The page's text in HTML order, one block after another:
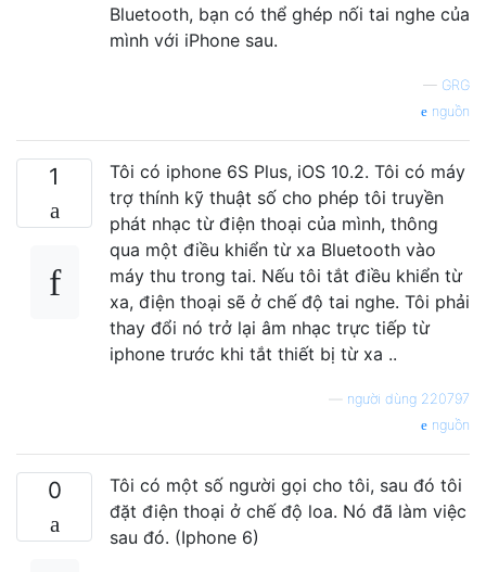
Bluetooth, bạn có thể ghép nối tai nghe của
mình với iPhone sau.
— GRG
nguồn
1
Tôi có iphone 6S Plus, iOS 10.2. Tôi có máy
trợ thính kỹ thuật số cho phép tôi truyền
phát nhạc từ điện thoại của mình, thông
qua một điều khiển từ xa Bluetooth vào
máy thu trong tai. Nếu tôi tắt điều khiển từ
xa, điện thoại sẽ ở chế độ tai nghe. Tôi phải
thay đổi nó trở lại âm nhạc trực tiếp từ
iphone trước khi tắt thiết bị từ xa ..
người dùng 220797
nguồn
0
Tôi có một số người gọi cho tôi, sau đó tôi
đặt điện thoại ở chế độ loa. Nó đã làm việc
sau đó. (Iphone 6)